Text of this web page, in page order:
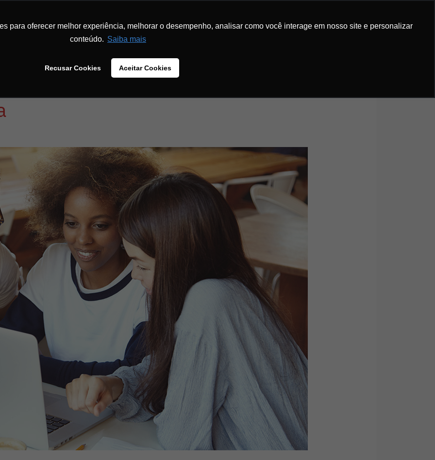
para oferecer melhor experiência, melhorar o desempenho, analisar como você interage em nosso site e personalizar
conteúdo. Saiba mais
Recusar Cookies Aceitar Cookies
INÍCIO SOBRE INBOUND MARKETING MENTORIA MATERIAIS GRATUITOS ORÇAMENTO